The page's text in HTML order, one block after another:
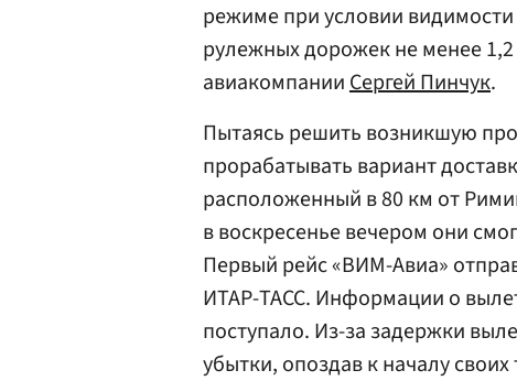
режиме при условии
рулежных дорожек не менее
авиакомпанииСергей Пинчук.
Пытаясь решить возникшую
прорабатывать вариант
расположенный в 80 км от
в воскресенье вечером они
Первый рейс «ВИМ-Авиа»
ИТАР-ТАСС. Информации о
поступало. Из-за задержки
убытки, опоздав к началу своих